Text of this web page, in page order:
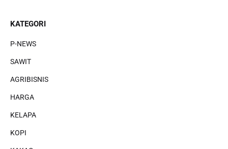
KATEGORI
P-NEWS
SAWIT
AGRIBISNIS
HARGA
KELAPA
KOPI